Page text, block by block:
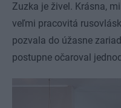
Zuzka je živel. Krásna,
veľmi pracovitá
pozvala do úžasne
postupne očaroval